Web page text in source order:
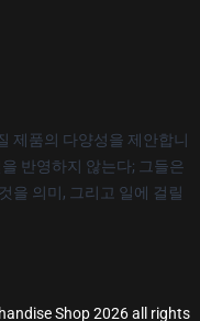
제품의 다양성을 제안합니
반영하지 않는다; 그들은
을 의미, 그리고 일에 걸릴
Shop 2026 all rights